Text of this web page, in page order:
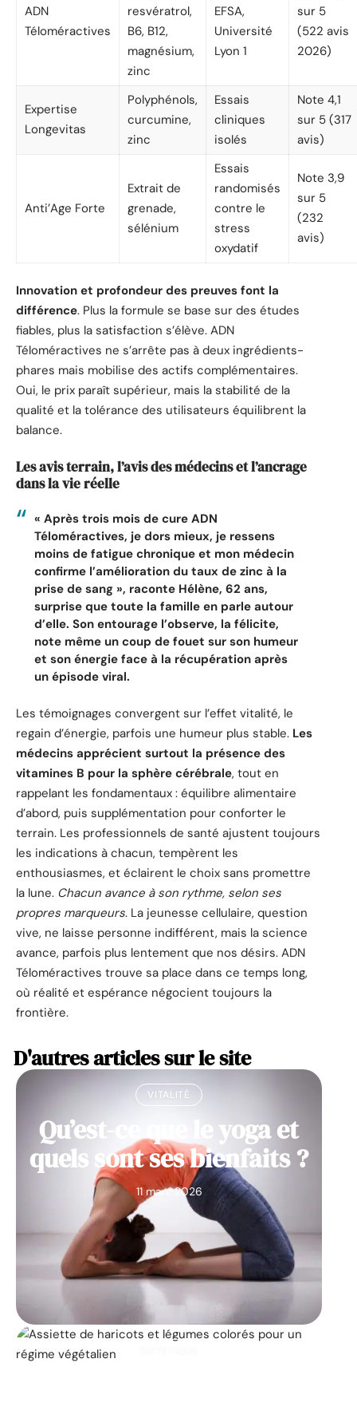
ADN
Téloméractives
resvératrol,
B6, B12,
magnésium,
zinc
EFSA,
Université
Lyon 1
sur 5
(522 avis
2026)
Expertise
Longevitas
Polyphénols,
curcumine,
zinc
Essais
cliniques
isolés
Note 4,1
sur 5 (317
avis)
Anti’Age Forte
Extrait de
grenade,
sélénium
Essais
randomisés
contre le
stress
oxydatif
Note 3,9
sur 5
(232
avis)
Innovation et profondeur des preuves font la
différence. Plus la formule se base sur des études
fiables, plus la satisfaction s’élève. ADN
Téloméractives ne s’arrête pas à deux ingrédients-
phares mais mobilise des actifs complémentaires.
Oui, le prix paraît supérieur, mais la stabilité de la
qualité et la tolérance des utilisateurs équilibrent la
balance.
Les avis terrain, l’avis des médecins et l’ancrage
dans la vie réelle
« Après trois mois de cure ADN
Téloméractives, je dors mieux, je ressens
moins de fatigue chronique et mon médecin
confirme l’amélioration du taux de zinc à la
prise de sang », raconte Hélène, 62 ans,
surprise que toute la famille en parle autour
d’elle. Son entourage l’observe, la félicite,
note même un coup de fouet sur son humeur
et son énergie face à la récupération après
un épisode viral.
Les témoignages convergent sur l’effet vitalité, le
regain d’énergie, parfois une humeur plus stable. Les
médecins apprécient surtout la présence des
vitamines B pour la sphère cérébrale, tout en
rappelant les fondamentaux : équilibre alimentaire
d’abord, puis supplémentation pour conforter le
terrain. Les professionnels de santé ajustent toujours
les indications à chacun, tempèrent les
enthousiasmes, et éclairent le choix sans promettre
la lune. Chacun avance à son rythme, selon ses
propres marqueurs. La jeunesse cellulaire, question
vive, ne laisse personne indifférent, mais la science
avance, parfois plus lentement que nos désirs. ADN
Téloméractives trouve sa place dans ce temps long,
où réalité et espérance négocient toujours la
frontière.
D'autres articles sur le site
VITALITÉ
Qu’est-ce que le yoga et
quels sont ses bienfaits ?
11 mars 2026